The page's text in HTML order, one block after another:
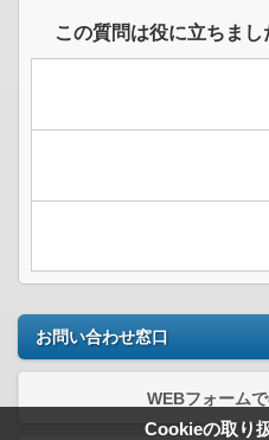
Cookieの取り
この質問は役に立ちまし
お問い合わせ窓口
WEBフォーム